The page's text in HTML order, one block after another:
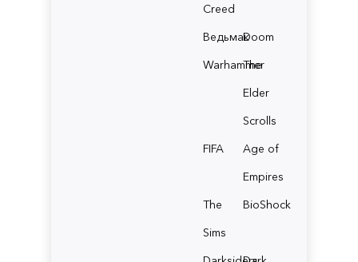
Creed
ВедьмакDoom
Warhammer
The
Elder
Scrolls
FIFA
Age of
Empires
The
Sims
BioShock